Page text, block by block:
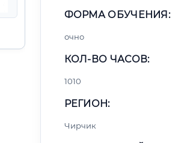
ФОРМА ОБУЧЕНИЯ:
очно
КОЛ-ВО ЧАСОВ:
1010
РЕГИОН:
Чирчик